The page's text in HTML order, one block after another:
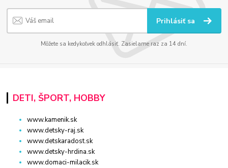
Prihlásiť sa
Môžete sa kedykoľvek odhlásiť. Zasielame raz za 14 dní.
DETI, ŠPORT, HOBBY
www.kamenik.sk
www.detsky-raj.sk
www.detskaradost.sk
www.detsky-hrdina.sk
www.domaci-milacik.sk